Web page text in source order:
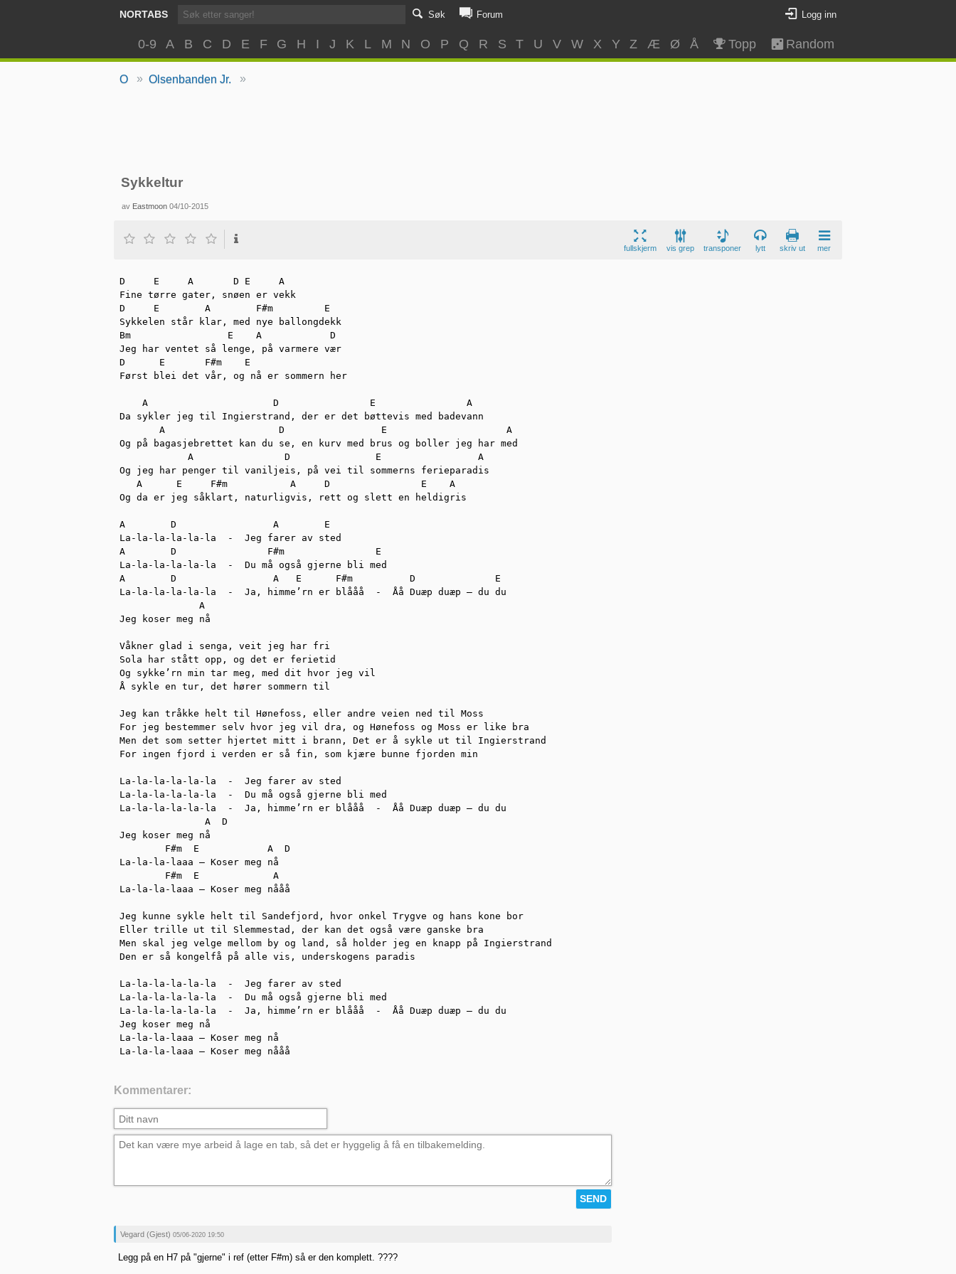
NORTABS Søk Forum Logg inn
0-9 A B C D E F G H I J K L M N O P Q R S T U V W X Y Z Æ Ø Å Topp Random
O » Olsenbanden Jr. »
Sykkeltur
av Eastmoon 04/10-2015
fullskjerm vis grep transponer lytt skriv ut mer
D     E     A       D E     A
Fine tørre gater, snøen er vekk
D     E        A        F#m         E
Sykkelen står klar, med nye ballongdekk
Bm                 E    A            D
Jeg har ventet så lenge, på varmere vær
D      E       F#m    E
Først blei det vår, og nå er sommern her
    A                      D                E                A
Da sykler jeg til Ingierstrand, der er det bøttevis med badevann
       A                    D                 E                     A
Og på bagasjebrettet kan du se, en kurv med brus og boller jeg har med
            A                D               E                 A
Og jeg har penger til vaniljeis, på vei til sommerns ferieparadis
   A      E     F#m           A     D                E    A
Og da er jeg såklart, naturligvis, rett og slett en heldigris
A        D                 A        E
La-la-la-la-la-la  -  Jeg farer av sted
A        D                F#m                E
La-la-la-la-la-la  -  Du må også gjerne bli med
A        D                 A   E      F#m          D              E
La-la-la-la-la-la  -  Ja, himme’rn er blååå  -  Åå Duæp duæp – du du
              A
Jeg koser meg nå
Våkner glad i senga, veit jeg har fri
Sola har stått opp, og det er ferietid
Og sykke’rn min tar meg, med dit hvor jeg vil
Å sykle en tur, det hører sommern til
Jeg kan tråkke helt til Hønefoss, eller andre veien ned til Moss
For jeg bestemmer selv hvor jeg vil dra, og Hønefoss og Moss er like bra
Men det som setter hjertet mitt i brann, Det er å sykle ut til Ingierstrand
For ingen fjord i verden er så fin, som kjære bunne fjorden min
La-la-la-la-la-la  -  Jeg farer av sted
La-la-la-la-la-la  -  Du må også gjerne bli med
La-la-la-la-la-la  -  Ja, himme’rn er blååå  -  Åå Duæp duæp – du du
               A  D
Jeg koser meg nå
        F#m  E            A  D
La-la-la-laaa – Koser meg nå
        F#m  E             A
La-la-la-laaa – Koser meg nååå
Jeg kunne sykle helt til Sandefjord, hvor onkel Trygve og hans kone bor
Eller trille ut til Slemmestad, der kan det også være ganske bra
Men skal jeg velge mellom by og land, så holder jeg en knapp på Ingierstrand
Den er så kongelfå på alle vis, underskogens paradis
La-la-la-la-la-la  -  Jeg farer av sted
La-la-la-la-la-la  -  Du må også gjerne bli med
La-la-la-la-la-la  -  Ja, himme’rn er blååå  -  Åå Duæp duæp – du du
Jeg koser meg nå
La-la-la-laaa – Koser meg nå
La-la-la-laaa – Koser meg nååå
Kommentarer:
Vegard (Gjest) 05/06-2020 19:50
Legg på en H7 på "gjerne" i ref (etter F#m) så er den komplett. ????